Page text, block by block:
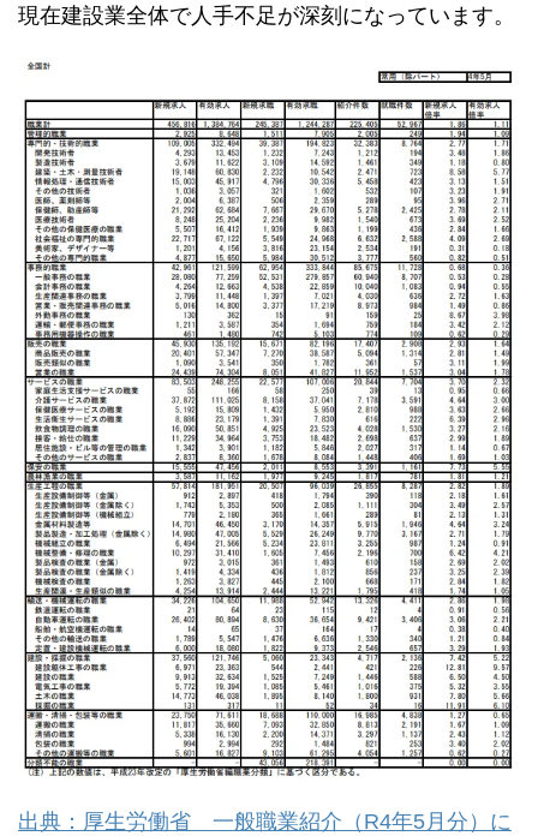
現在建設業全体で人手不足が深刻になっています。
出典：厚生労働省 一般職業紹介（R4年5月分）に